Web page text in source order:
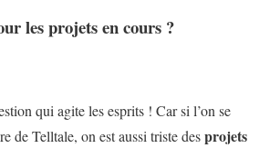
les projets en cours ?
qui agite les esprits ! Car si l’on se
de Telltale, on est aussi triste desprojets